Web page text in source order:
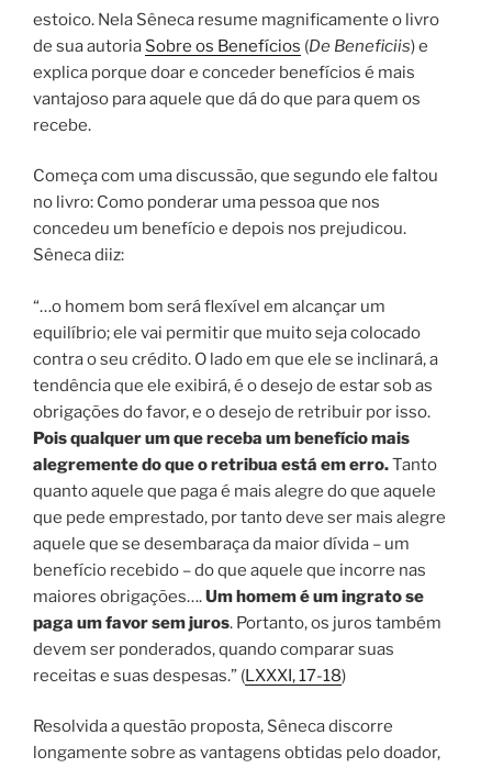
estoico. Nela Sêneca resume magnificamente o livro
de sua autoria Sobre os Benefícios (De Beneficiis) e
explica porque doar e conceder benefícios é mais
vantajoso para aquele que dá do que para quem os
recebe.
Começa com uma discussão, que segundo ele faltou
no livro: Como ponderar uma pessoa que nos
concedeu um benefício e depois nos prejudicou.
Sêneca diiz:
“…o homem bom será flexível em alcançar um
equilíbrio; ele vai permitir que muito seja colocado
contra o seu crédito. O lado em que ele se inclinará, a
tendência que ele exibirá, é o desejo de estar sob as
obrigações do favor, e o desejo de retribuir por isso.
Pois qualquer um que receba um benefício mais
alegremente do que o retribua está em erro.Tanto
quanto aquele que paga é mais alegre do que aquele
que pede emprestado, por tanto deve ser mais alegre
aquele que se desembaraça da maior dívida – um
benefício recebido – do que aquele que incorre nas
maiores obrigações….Um homem é um ingrato se
paga um favor sem juros. Portanto, os juros também
devem ser ponderados, quando comparar suas
receitas e suas despesas.” (LXXXI, 17-18)
Resolvida a questão proposta, Sêneca discorre
longamente sobre as vantagens obtidas pelo doador,